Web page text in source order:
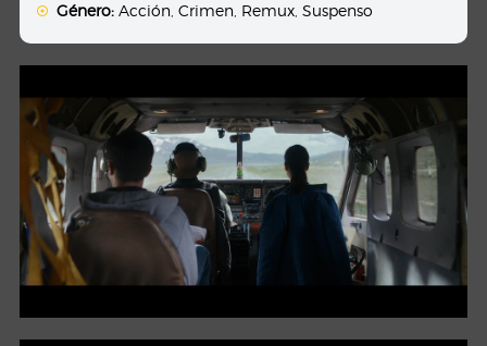
Género: Acción ,Crimen Remux ,Suspenso